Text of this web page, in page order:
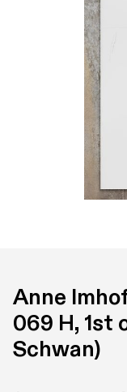
Anne
069 H, 1st
Schwan)